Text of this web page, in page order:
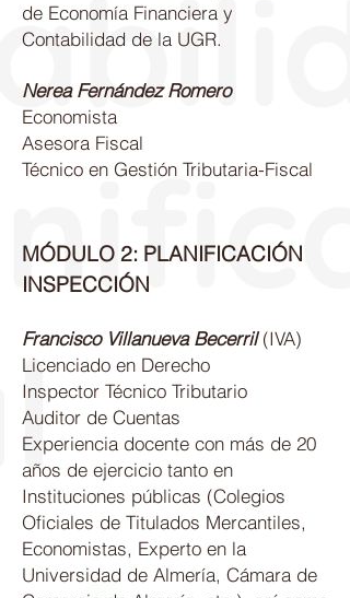
de Economía Financiera y
Contabilidad de la UGR.
Nerea Fernández Romero
Economista
Asesora Fiscal
Técnico en Gestión Tributaria-Fiscal
MÓDULO 2: PLANIFICACIÓN
INSPECCIÓN
Francisco Villanueva Becerril (IVA)
Licenciado en Derecho
Inspector Técnico Tributario
Auditor de Cuentas
Experiencia docente con más de 20
años de ejercicio tanto en
Instituciones públicas (Colegios
Oficiales de Titulados Mercantiles,
Economistas, Experto en la
Universidad de Almería, Cámara de